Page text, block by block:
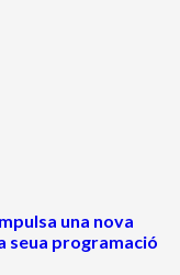
una nova
seua programació